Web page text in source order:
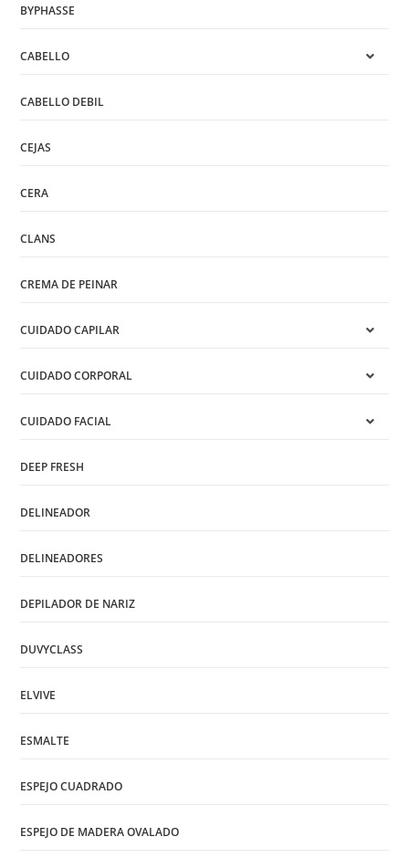
BYPHASSE
CABELLO
CABELLO DEBIL
CEJAS
CERA
CLANS
CREMA DE PEINAR
CUIDADO CAPILAR
CUIDADO CORPORAL
CUIDADO FACIAL
DEEP FRESH
DELINEADOR
DELINEADORES
DEPILADOR DE NARIZ
DUVYCLASS
ELVIVE
ESMALTE
ESPEJO CUADRADO
ESPEJO DE MADERA OVALADO